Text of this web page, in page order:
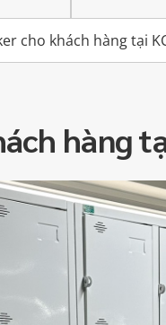
cho khách hàng tại
hàng